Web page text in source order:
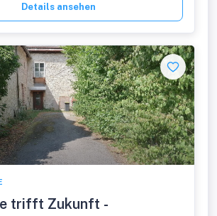
Details ansehen
trifft Zukunft -